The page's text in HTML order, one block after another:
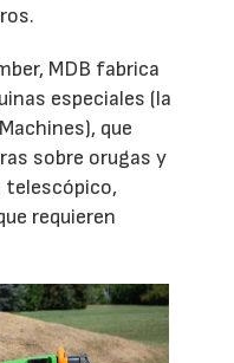
MDB fabrica
especiales (la
que
sobre orugas y
telescópico,
requieren